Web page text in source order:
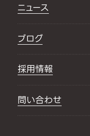
ニュース
ブログ
採用情報
問い合わせ